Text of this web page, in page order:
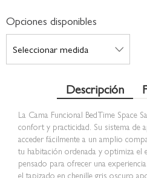
Opciones disponibles
Descripción
La Cama Funcional BedTime Space
confort y practicidad. Su sistema de
acceder fácilmente a un amplio
tu habitación ordenada y optimiza el
pensado para ofrecer una
el tapizado en chenille gris oscuro